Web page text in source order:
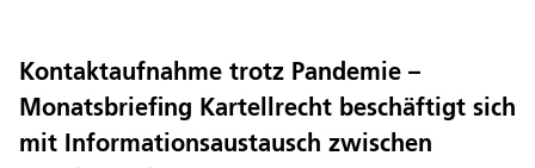
Kontaktaufnahme trotz Pandemie –
Monatsbriefing Kartellrecht beschäftigt sich
mit Informationsaustausch zwischen